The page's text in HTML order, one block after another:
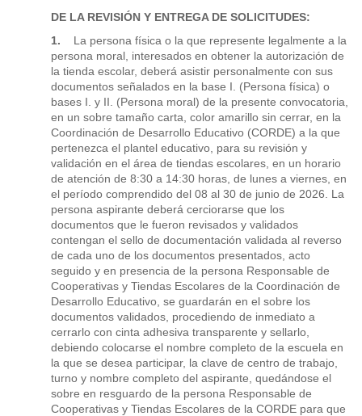
DE LA REVISIÓN Y ENTREGA DE SOLICITUDES:
1.
La persona física o la que represente legalmente a la
persona moral, interesados en obtener la autorización de
la tienda escolar, deberá asistir personalmente con sus
documentos señalados en la base I. (Persona física) o
bases I. y II. (Persona moral) de la presente convocatoria,
en un sobre tamaño carta, color amarillo sin cerrar, en la
Coordinación de Desarrollo Educativo (CORDE) a la que
pertenezca el plantel educativo, para su revisión y
validación en el área de tiendas escolares, en un horario
de atención de 8:30 a 14:30 horas, de lunes a viernes, en
el período comprendido del 08 al 30 de junio de 2026. La
persona aspirante deberá cerciorarse que los
documentos que le fueron revisados y validados
contengan el sello de documentación validada al reverso
de cada uno de los documentos presentados, acto
seguido y en presencia de la persona Responsable de
Cooperativas y Tiendas Escolares de la Coordinación de
Desarrollo Educativo, se guardarán en el sobre los
documentos validados, procediendo de inmediato a
cerrarlo con cinta adhesiva transparente y sellarlo,
debiendo colocarse el nombre completo de la escuela en
la que se desea participar, la clave de centro de trabajo,
turno y nombre completo del aspirante, quedándose el
sobre en resguardo de la persona Responsable de
Cooperativas y Tiendas Escolares de la CORDE para que